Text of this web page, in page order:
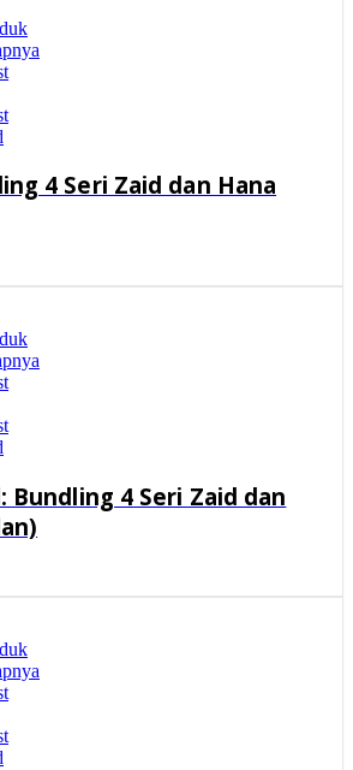
4 Seri Zaid dan Hana
Bundling 4 Seri Zaid dan